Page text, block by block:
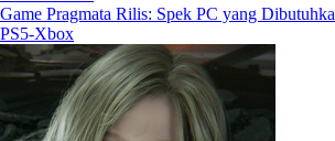
Game Pragmata Rilis: Spek PC yang
PS5-Xbox